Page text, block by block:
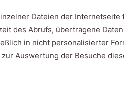
Dateien der Internetseite
des Abrufs, übertragene
in nicht personalisierter
Auswertung der Besuche